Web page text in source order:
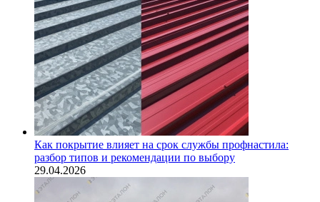
Как покрытие влияет на срок службы профнастила:
разбор типов и рекомендации по выбору
29.04.2026